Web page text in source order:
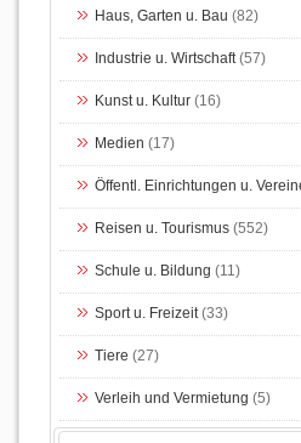
Haus, Garten u. Bau (82)
Industrie u. Wirtschaft(57)
Kunst u. Kultur (16)
Medien (17)
Öffentl. Einrichtungen u.
Reisen u. Tourismus (552)
Schule u. Bildung (11)
Sport u. Freizeit(33)
Tiere (27)
Verleih und Vermietung (5)